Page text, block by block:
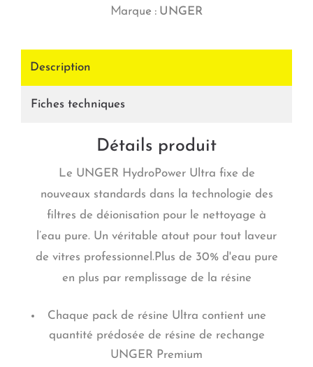
Marque : UNGER
Description
Fiches techniques
Détails produit
Le UNGER HydroPower Ultra fixe de
nouveaux standards dans la technologie des
filtres de déionisation pour le nettoyage à
l’eau pure. Un véritable atout pour tout laveur
de vitres professionnel.Plus de 30% d'eau pure
en plus par remplissage de la résine
Chaque pack de résine Ultra contient une
quantité prédosée de résine de rechange
UNGER Premium